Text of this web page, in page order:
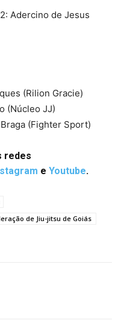
Adercino de Jesus
(Rilion Gracie)
(Núcleo JJ)
(Fighter Sport)
redes
e Youtube.
de Jiu-jitsu de Goiás